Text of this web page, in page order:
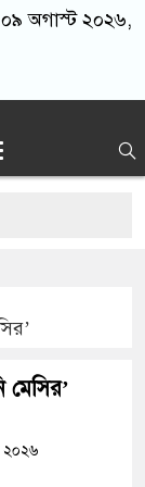
অগাস্ট ২০২৬,
মেসির’
২০২৬